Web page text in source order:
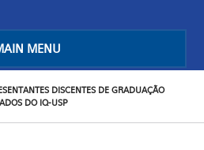
MENU
DISCENTES DE GRADUAÇÃO
DO IQ-USP